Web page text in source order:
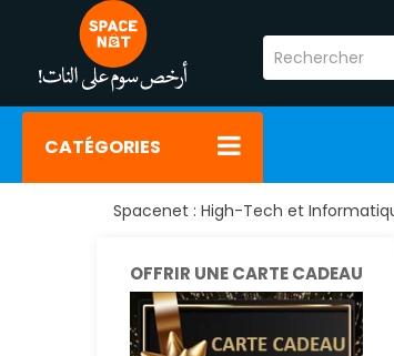
CATÉGORIES
Spacenet : High-Tech et
OFFRIR UNE CARTE CADEAU